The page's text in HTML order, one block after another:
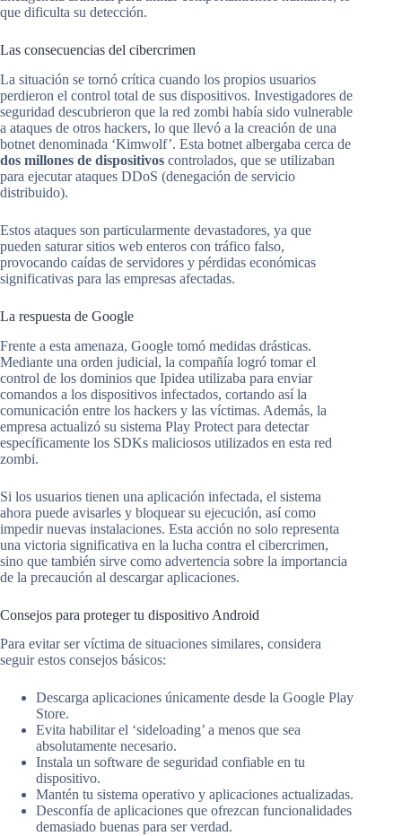
que dificulta su detección.
Las consecuencias del cibercrimen
La situación se tornó crítica cuando los propios usuarios
perdieron el control total de sus dispositivos. Investigadores de
seguridad descubrieron que la red zombi había sido vulnerable
a ataques de otros hackers, lo que llevó a la creación de una
botnet denominada ‘Kimwolf’. Esta botnet albergaba cerca de
dos millones de dispositivos controlados, que se utilizaban
para ejecutar ataques DDoS (denegación de servicio
distribuido).
Estos ataques son particularmente devastadores, ya que
pueden saturar sitios web enteros con tráfico falso,
provocando caídas de servidores y pérdidas económicas
significativas para las empresas afectadas.
La respuesta de Google
Frente a esta amenaza, Google tomó medidas drásticas.
Mediante una orden judicial, la compañía logró tomar el
control de los dominios que Ipidea utilizaba para enviar
comandos a los dispositivos infectados, cortando así la
comunicación entre los hackers y las víctimas. Además, la
empresa actualizó su sistema Play Protect para detectar
específicamente los SDKs maliciosos utilizados en esta red
zombi.
Si los usuarios tienen una aplicación infectada, el sistema
ahora puede avisarles y bloquear su ejecución, así como
impedir nuevas instalaciones. Esta acción no solo representa
una victoria significativa en la lucha contra el cibercrimen,
sino que también sirve como advertencia sobre la importancia
de la precaución al descargar aplicaciones.
Consejos para proteger tu dispositivo Android
Para evitar ser víctima de situaciones similares, considera
seguir estos consejos básicos:
Descarga aplicaciones únicamente desde la Google Play
Store.
Evita habilitar el ‘sideloading’ a menos que sea
absolutamente necesario.
Instala un software de seguridad confiable en tu
dispositivo.
Mantén tu sistema operativo y aplicaciones actualizadas.
Desconfía de aplicaciones que ofrezcan funcionalidades
demasiado buenas para ser verdad.